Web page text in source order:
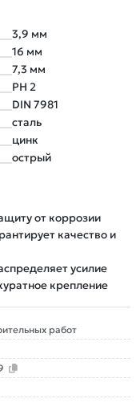
3,9 мм
16 мм
7,3 мм
РН 2
DIN 7981
сталь
цинк
острый
от коррозии
качество и
усилие
крепление
работ